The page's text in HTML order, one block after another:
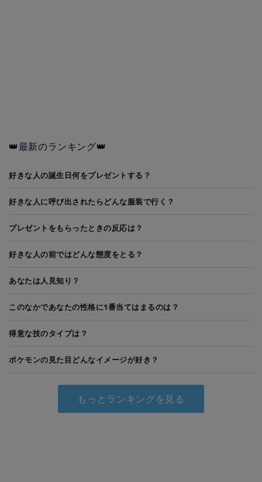
👑最新のランキング👑
好きな人の誕生日何をプレゼントする？
好きな人に呼び出されたらどんな服装で行く？
プレゼントをもらったときの反応は？
好きな人の前ではどんな態度をとる？
あなたは人見知り？
このなかであなたの性格に1番当てはまるのは？
得意な技のタイプは？
ポケモンの見た目どんなイメージが好き？
もっとランキングを見る